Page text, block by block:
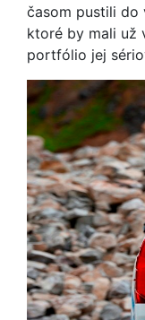
časom pustili do
ktoré by mali už
portfólio jej